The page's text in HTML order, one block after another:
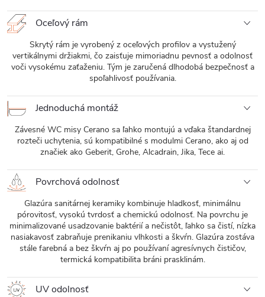
Oceľový rám
Skrytý rám je vyrobený z oceľových profilov a vystužený
vertikálnymi držiakmi, čo zaisťuje mimoriadnu pevnosť a odolnosť
voči vysokému zaťaženiu. Tým je zaručená dlhodobá bezpečnosť a
spoľahlivosť používania.
Jednoduchá montáž
Závesné WC misy Cerano sa ľahko montujú a vďaka štandardnej
rozteči uchytenia, sú kompatibilné s modulmi Cerano, ako aj od
značiek ako Geberit, Grohe, Alcadrain, Jika, Tece ai.
Povrchová odolnosť
Glazúra sanitárnej keramiky kombinuje hladkosť, minimálnu
pórovitosť, vysokú tvrdosť a chemickú odolnosť. Na povrchu je
minimalizované usadzovanie baktérií a nečistôt, ľahko sa čistí, nízka
nasiakavosť zabraňuje prenikaniu vlhkosti a škvŕn. Glazúra zostáva
stále farebná a bez škvŕn aj po používaní agresívnych čističov,
termická kompatibilita bráni prasklinám.
UV odolnosť